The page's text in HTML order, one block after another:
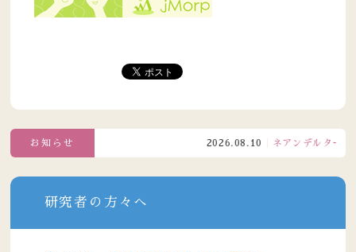
お知らせ 2026.08.10 ネアンデルタール
研究者の方々へ